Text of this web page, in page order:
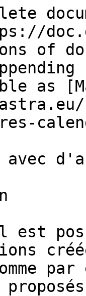
of
as
avec
est